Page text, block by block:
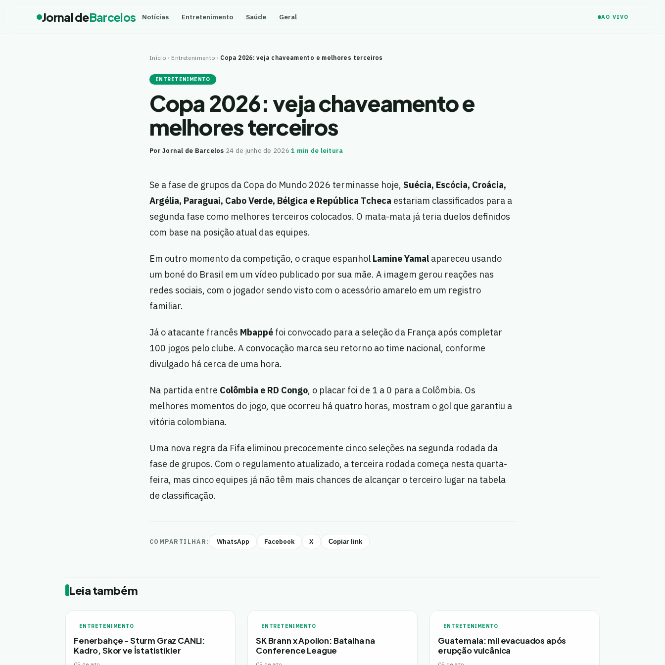
Jornal deBarcelos Notícias Entretenimento Saúde Geral AO VIVO
Início › Entretenimento › Copa 2026: veja chaveamento e melhores terceiros
ENTRETENIMENTO
Copa 2026: veja chaveamento e
melhores terceiros
Por Jornal de Barcelos·24 de junho de 2026·1 min de leitura
Se a fase de grupos da Copa do Mundo 2026 terminasse hoje, Suécia, Escócia, Croácia,
Argélia, Paraguai, Cabo Verde, Bélgica e República Tcheca estariam classificados para a
segunda fase como melhores terceiros colocados. O mata-mata já teria duelos definidos
com base na posição atual das equipes.
Em outro momento da competição, o craque espanhol Lamine Yamal apareceu usando
um boné do Brasil em um vídeo publicado por sua mãe. A imagem gerou reações nas
redes sociais, com o jogador sendo visto com o acessório amarelo em um registro
familiar.
Já o atacante francês Mbappé foi convocado para a seleção da França após completar
100 jogos pelo clube. A convocação marca seu retorno ao time nacional, conforme
divulgado há cerca de uma hora.
Na partida entre Colômbia e RD Congo, o placar foi de 1 a 0 para a Colômbia. Os
melhores momentos do jogo, que ocorreu há quatro horas, mostram o gol que garantiu a
vitória colombiana.
Uma nova regra da Fifa eliminou precocemente cinco seleções na segunda rodada da
fase de grupos. Com o regulamento atualizado, a terceira rodada começa nesta quarta-
feira, mas cinco equipes já não têm mais chances de alcançar o terceiro lugar na tabela
de classificação.
COMPARTILHAR: WhatsApp Facebook X Copiar link
Leia também
ENTRETENIMENTO
Fenerbahçe - Sturm Graz CANLI:
Kadro, Skor ve İstatistikler
ENTRETENIMENTO
SK Brann x Apollon: Batalha na
Conference League
ENTRETENIMENTO
Guatemala: mil evacuados após
erupção vulcânica